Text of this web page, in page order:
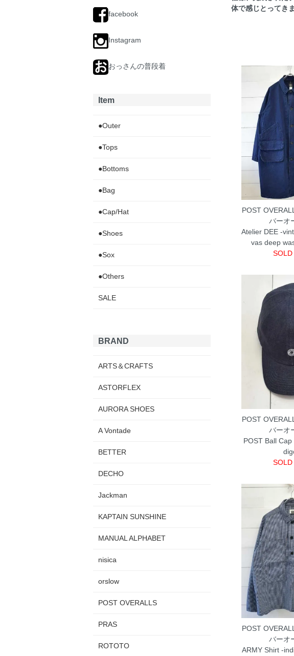
体で感じとってき
POST
バーオ
Atelier DEE -
vas deep
POST
バーオ
POST Ball
POST
バーオ
ARMY Shirt -
facebook
Instagram
おっさんの普段着
Item
●Outer
●Tops
●Bottoms
●Bag
●Cap/Hat
●Shoes
●Sox
●Others
SALE
BRAND
ARTS＆CRAFTS
ASTORFLEX
AURORA SHOES
A Vontade
BETTER
DECHO
Jackman
KAPTAIN SUNSHINE
MANUAL ALPHABET
nisica
orslow
POST OVERALLS
PRAS
ROTOTO